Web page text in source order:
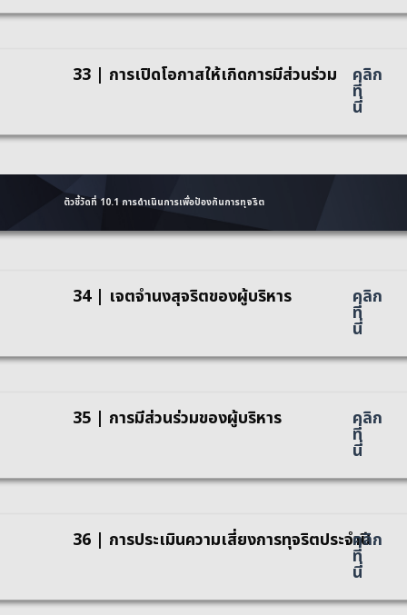
33 | การเปิดโอกาสให้เกิดการมีส่วนร่วม คลิก
ที่
นี่
ตัวชี้วัดที่ 10.1 การดำเนินการเพื่อป้องกันการทุจริต
34 | เจตจำนงสุจริตของผู้บริหาร คลิก
ที่
นี่
35 | การมีส่วนร่วมของผู้บริหาร คลิก
ที่
นี่
36 | การประเมินความเสี่ยงการทุจริตประจำปี
คลิก
ที่
นี่